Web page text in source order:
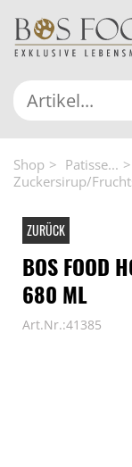
Shop Patisse...
Zuckersirup/
ZURÜCK
BOS FOOD
680 ML
Art.Nr.:41385